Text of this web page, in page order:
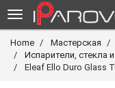
Home Мастерская
Испарители, стекла
Eleaf Ello Duro Glass